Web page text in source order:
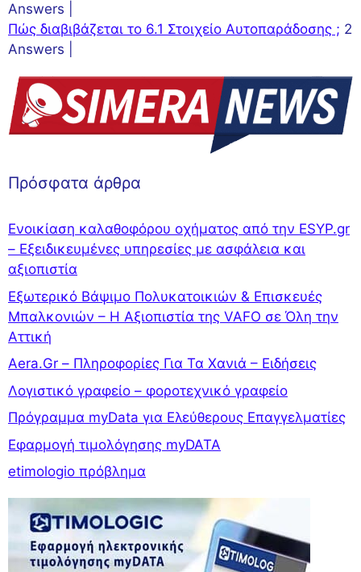
Answers
Πώς διαβιβάζεται το 6.1 Στοιχείο Αυτοπαράδοσης ; 2
Answers
Πρόσφατα άρθρα
Ενοικίαση καλαθοφόρου οχήματος από την ESYP.gr
– Εξειδικευμένες υπηρεσίες με ασφάλεια και
αξιοπιστία
Εξωτερικό Βάψιμο Πολυκατοικιών & Επισκευές
Μπαλκονιών – Η Αξιοπιστία της VAFO σε Όλη την
Αττική
Aera.Gr – Πληροφορίες Για Τα Χανιά – Ειδήσεις
Λογιστικό γραφείο – φοροτεχνικό γραφείο
Πρόγραμμα myData για Ελεύθερους Επαγγελματίες
Εφαρμογή τιμολόγησης myDATA
etimologio πρόβλημα